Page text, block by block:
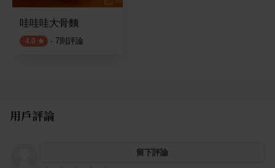
哇哇哇大骨麵
4.0 · 7則評論
用戶評論
留下評論